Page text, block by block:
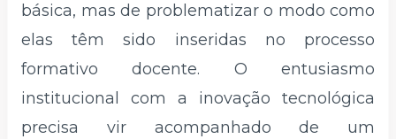
básica, mas de problematizar o modo como
elas têm sido inseridas no processo
formativo docente. O entusiasmo
institucional com a inovação tecnológica
precisa vir acompanhado de um